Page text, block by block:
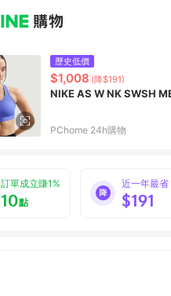
歷史低價
$1,008 (降$191)
NIKE AS W NK SWSH
PChome 24h購物
訂單成立賺1%
10點
近一年最省
$191